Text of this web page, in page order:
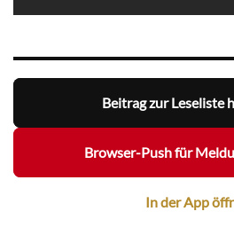
Beitrag zur Leseliste
Browser-Push für
In der App